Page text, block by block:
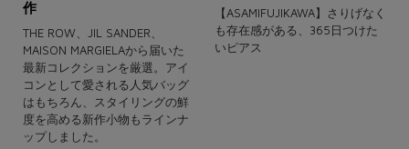
作
THE ROW、JIL SANDER、
MAISON MARGIELAから届いた
最新コレクションを厳選。アイ
コンとして愛される人気バッグ
はもちろん、スタイリングの鮮
度を高める新作小物もラインナ
ップしました。
【ASAMIFUJIKAWA】さりげなく
も存在感がある、365日つけた
いピアス